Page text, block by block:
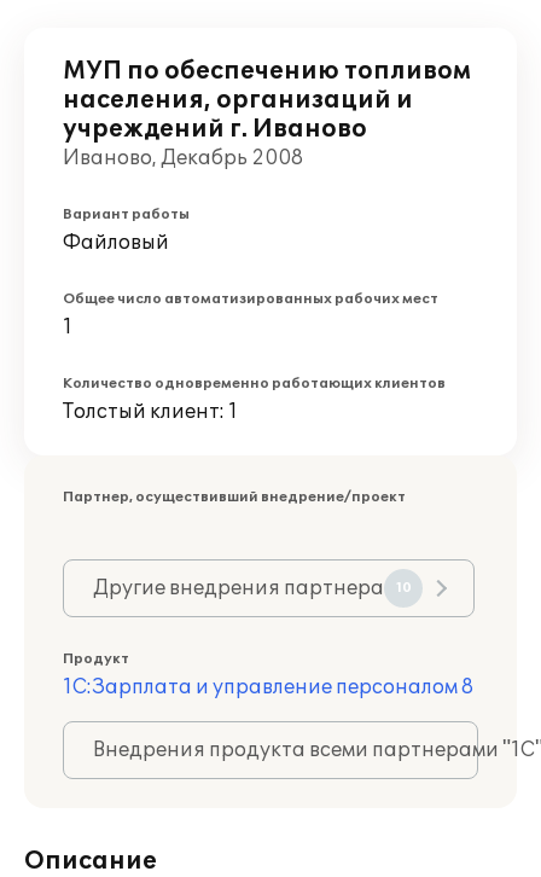
МУП по обеспечению топливом
населения, организаций и
учреждений г. Иваново
Иваново, Декабрь 2008
Вариант работы
Файловый
Общее число автоматизированных рабочих мест
1
Количество одновременно работающих клиентов
Толстый клиент: 1
Партнер, осуществивший внедрение/проект
Другие внедрения партнера 10
Продукт
1С:Зарплата и управление персоналом 8
Внедрения продукта всеми партнерами
Описание